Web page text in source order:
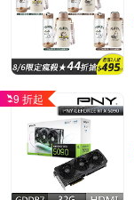
9 折起